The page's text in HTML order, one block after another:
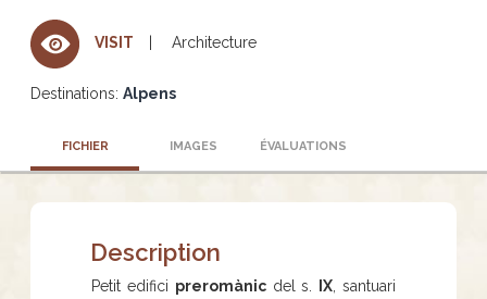
VISIT Architecture
Destinations: Alpens
FICHIER IMAGES ÉVALUATIONS
Description
Petit edifici preromànicdel s. IX , santuari